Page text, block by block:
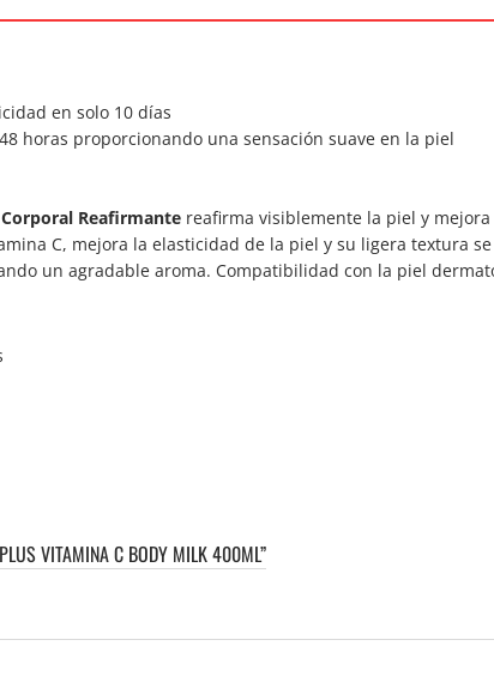
en solo 10 días
horas proporcionando una sensación suave en la piel
Corporal Reafirmante reafirma visiblemente la piel y
C, mejora la elasticidad de la piel y su ligera textura
un agradable aroma. Compatibilidad con la piel
VITAMINA C BODY MILK 400ML”